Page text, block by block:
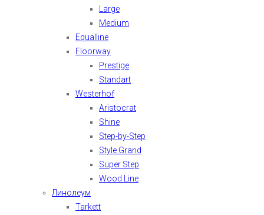
Large
Medium
Equalline
Floorway
Prestige
Standart
Westerhof
Aristocrat
Shine
Step-by-Step
Style Grand
Super Step
Wood Line
Линолеум
Tarkett